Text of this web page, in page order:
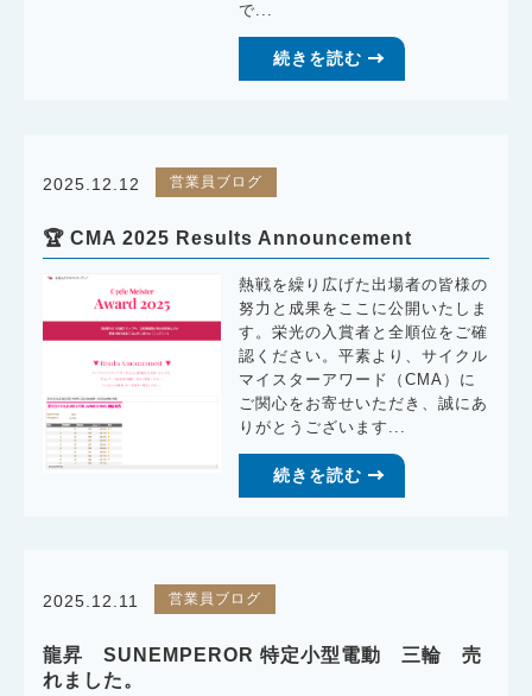
で...
続きを読む
2025.12.12 営業員ブログ
🏆 CMA 2025 Results Announcement
熱戦を繰り広げた出場者の皆様の
努力と成果をここに公開いたしま
す。栄光の入賞者と全順位をご確
認ください。平素より、サイクル
マイスターアワード（CMA）に
ご関心をお寄せいただき、誠にあ
りがとうございます...
続きを読む
2025.12.11 営業員ブログ
龍昇 SUNEMPEROR 特定小型電動 三輪 売
れました。